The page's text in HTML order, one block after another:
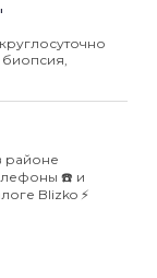
круглосуточно
биопсия,
районе
☎️ и
Blizko ⚡️